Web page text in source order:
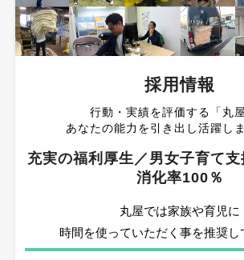
採用情報
行動・実績を評価する「丸
あなたの能力を引き出し活躍し
充実の福利厚生／男女子育て
消化率100％
丸屋では家族や育児に
時間を使っていただく事を推奨し